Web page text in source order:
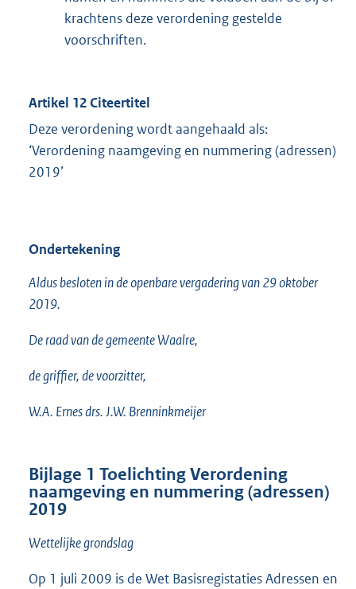
krachtens deze verordening gestelde
voorschriften.
Artikel 12 Citeertitel
Deze verordening wordt aangehaald als:
‘Verordening naamgeving en nummering (adressen)
2019’
Ondertekening
Aldus besloten in de openbare vergadering van 29 oktober
2019.
De raad van de gemeente Waalre,
de griffier, de voorzitter,
W.A. Ernes drs. J.W. Brenninkmeijer
Bijlage 1 Toelichting Verordening
naamgeving en nummering (adressen)
2019
Wettelijke grondslag
Op 1 juli 2009 is de Wet Basisregistaties Adressen en